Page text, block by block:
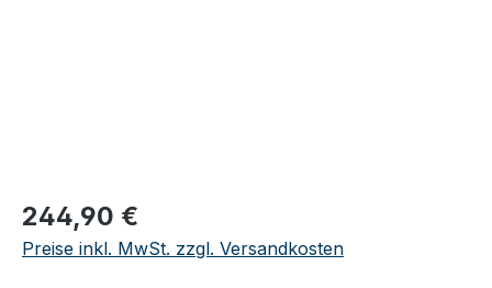
Regulärer Preis:
244,90 €
Preise inkl. MwSt. zzgl. Versandkosten